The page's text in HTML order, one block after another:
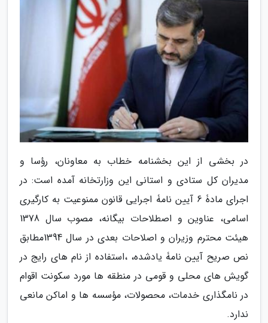
در بخشی از این بخشنامه خطاب به معاونان، رؤسا و
مدیران کل ستادی و استانی این وزارتخانه آمده است: در
اجرای مادۀ 6 آیین­ نامۀ اجرایی قانون ممنوعیت به­ کارگیری
اسامی، عناوین و اصطلاحات بیگانه، مصوب سال 1378
هیئت محترم وزیران و اصلاحات بعدی در سال 1394مطابق
نص صریح آیین­ نامۀ یادشده، ،استفاده از نام های رایج در
گویش­ های محلی و قومی در منطقه ها مورد سکونت اقوام
در نامگذاری خدمات، محصولات، مؤسسه­ ها و اماکن مانعی
ندارد.